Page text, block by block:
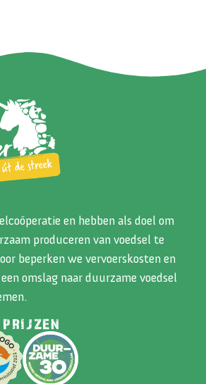
en hebben als doel om
produceren van voedsel te
beperken we vervoerskosten en
omslag naar duurzame voedsel